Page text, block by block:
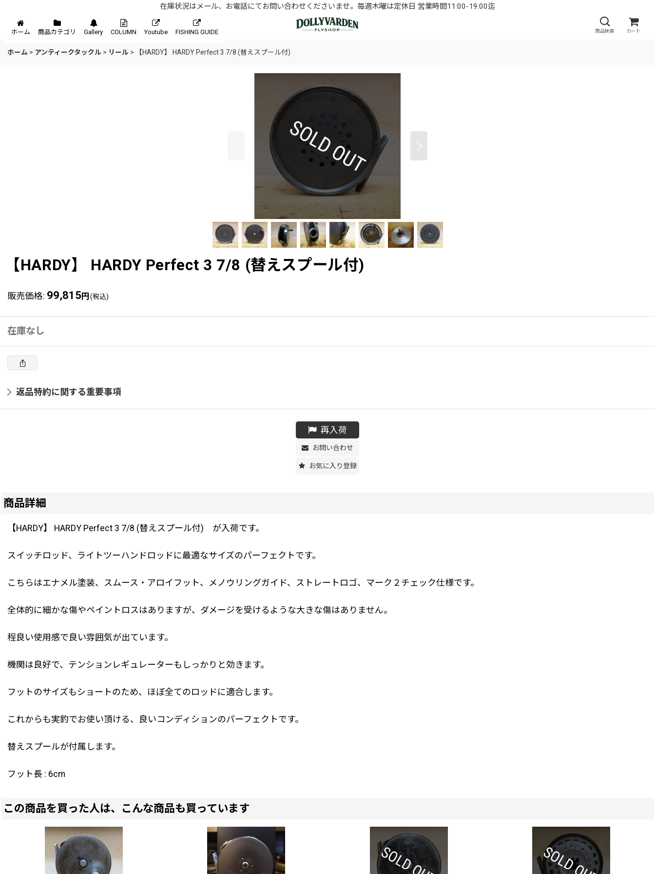
在庫状況はメール、お電話にてお問い合わせくださいませ。毎週木曜は定休日 営業時間11:00-19:00迄
メニュー 商品検索 カート
ホーム 商品カテゴリ Gallery COLUMN Youtube FISHING GUIDE
ホーム > アンティークタックル > リール > 【HARDY】 HARDY Perfect 3 7/8 (替えスプール付)
【HARDY】 HARDY Perfect 3 7/8 (替えスプール付)
販売価格: 99,815 円 (税込)
在庫なし
返品特約に関する重要事項
再入荷
お問い合わせ
お気に入り登録
商品詳細
【HARDY】 HARDY Perfect 3 7/8 (替えスプール付) が入荷です。
スイッチロッド、ライトツーハンドロッドに最適なサイズのパーフェクトです。
こちらはエナメル塗装、スムース・アロイフット、メノウリングガイド、ストレートロゴ、マーク２チェック仕様です。
全体的に細かな傷やペイントロスはありますが、ダメージを受けるような大きな傷はありません。
程良い使用感で良い雰囲気が出ています。
機関は良好で、テンションレギュレーターもしっかりと効きます。
フットのサイズもショートのため、ほぼ全てのロッドに適合します。
これからも実釣でお使い頂ける、良いコンディションのパーフェクトです。
替えスプールが付属します。
フット長 : 6cm
この商品を買った人は、こんな商品も買っています